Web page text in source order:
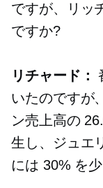
ですが、リッ
ですか?
リチャード：
いたのですが
ン売上高の
生し、ジュエ
には 30% を